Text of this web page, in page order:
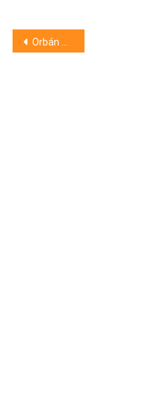
Bejegyzés
Orbán Viktor: Magyarországon van az egyik legstabilabb és leghatékonyabb kormányzás Európában